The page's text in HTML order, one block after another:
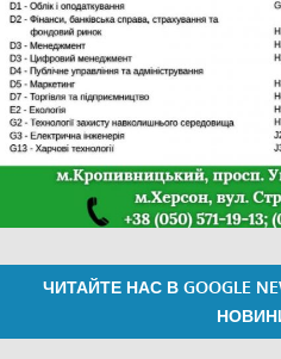
ЧИТАЙТЕ НАС В GOOGLE